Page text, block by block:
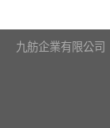
九舫企業有限公